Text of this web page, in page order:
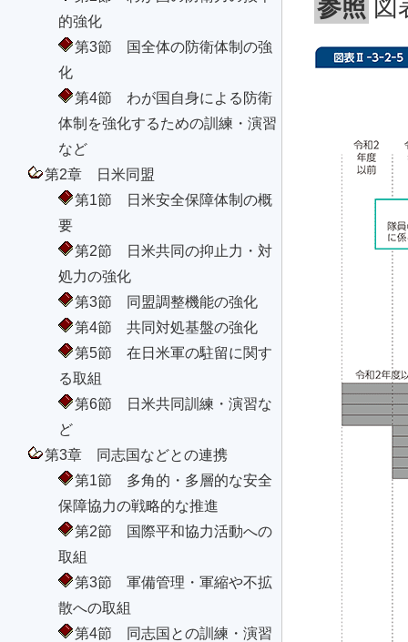
的強化
第3節 国全体の防衛体制の強
化
第4節 わが国自身による防衛
体制を強化するための訓練・演習
など
第2章 日米同盟
第1節 日米安全保障体制の概
要
第2節 日米共同の抑止力・対
処力の強化
第3節 同盟調整機能の強化
第4節 共同対処基盤の強化
第5節 在日米軍の駐留に関す
る取組
第6節 日米共同訓練・演習な
ど
第3章 同志国などとの連携
第1節 多角的・多層的な安全
保障協力の戦略的な推進
第2節 国際平和協力活動への
取組
第3節 軍備管理・軍縮や不拡
散への取組
第4節 同志国との訓練・演習
参照 図